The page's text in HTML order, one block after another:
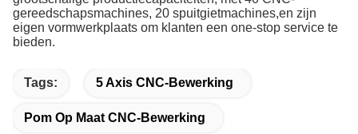
gereedschapsmachines, 20 spuitgietmachines,en zijn
eigen vormwerkplaats om klanten een one-stop service te
bieden.
Tags: 5 Axis CNC-Bewerking
Pom Op Maat CNC-Bewerking